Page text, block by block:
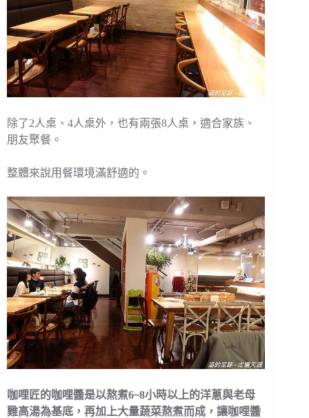
除了2人桌、4人桌外，也有兩張8人桌，適合家族、
朋友聚餐。
整體來說用餐環境滿舒適的。
咖哩匠的咖哩醬是以熬煮6~8小時以上的洋蔥與老母
雞高湯為基底，再加上大量蔬菜熬煮而成，讓咖哩醬